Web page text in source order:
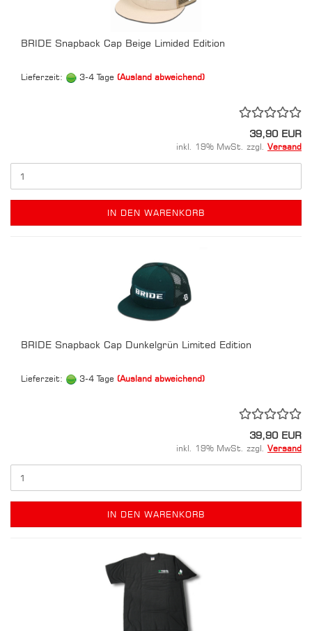
BRIDE Snapback Cap Beige Limided Edition
Lieferzeit: 3-4 Tage (Ausland abweichend)
39,90 EUR
inkl. 19% MwSt. zzgl. Versand
IN DEN WARENKORB
BRIDE Snapback Cap Dunkelgrün Limited Edition
Lieferzeit: 3-4 Tage (Ausland abweichend)
39,90 EUR
inkl. 19% MwSt. zzgl. Versand
IN DEN WARENKORB